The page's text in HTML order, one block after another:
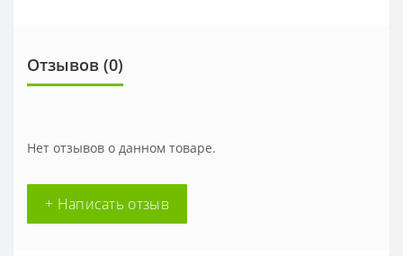
Отзывов (0)
Нет отзывов о данном товаре.
+ Написать отзыв